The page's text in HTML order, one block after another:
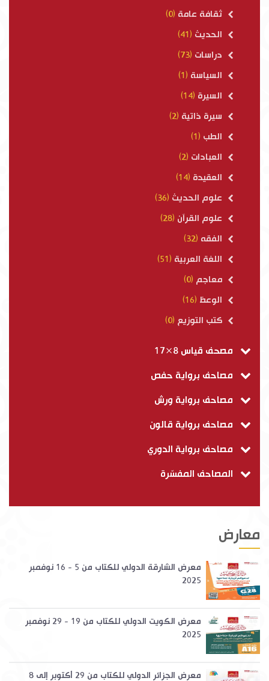
ثقافة عامة (0)
الحديث (41)
دراسات (73)
السياسة (1)
السيرة (14)
سيرة ذاتية (2)
الطب (1)
العبادات (2)
العقيدة (14)
علوم الحديث (36)
علوم القرآن (28)
الفقه (32)
اللغة العربية (51)
معاجم (0)
الوعظ (16)
كتب التوزيع (0)
مصحف قياس 8×17
مصاحف برواية حفص
مصاحف برواية ورش
مصاحف برواية قالون
مصاحف برواية الدوري
المصاحف المفسّرة
معارض
معرض الشارقة الدولي للكتاب من 5 - 16 نوفمبر
2025
معرض الكويت الدولي للكتاب من 19 - 29 نوفمبر
2025
معرض الجزائر الدولي للكتاب من 29 أكتوبر إلى 8